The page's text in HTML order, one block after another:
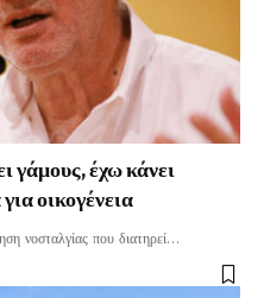
γάμους, έχω κάνει
οικογένεια
νοσταλγίας που διατηρεί…